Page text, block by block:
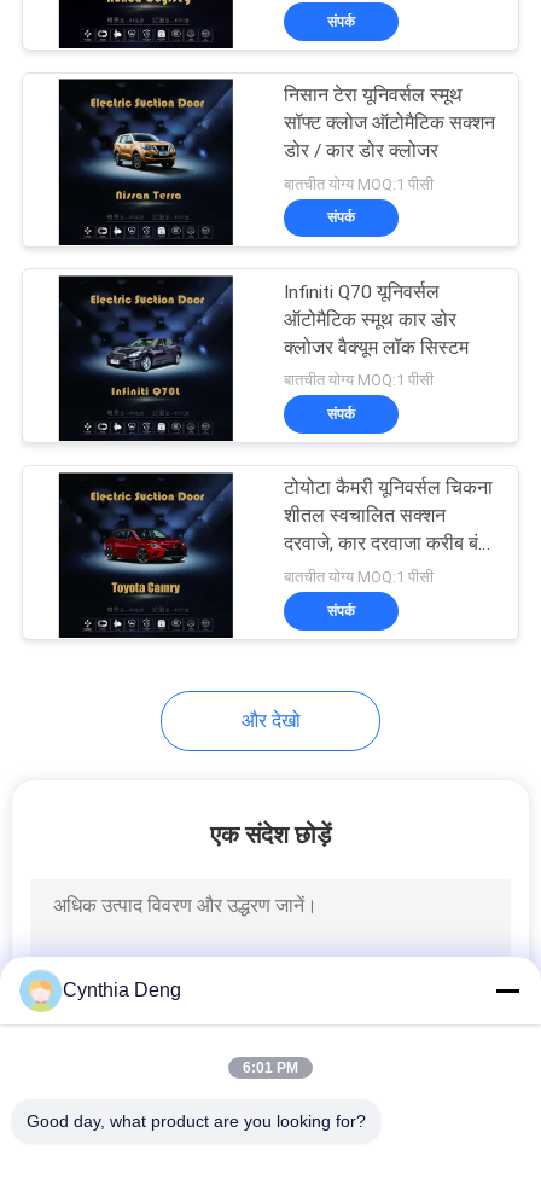
संपर्क
निसान टेरा यूनिवर्सल स्मूथ
सॉफ्ट क्लोज ऑटोमैटिक सक्शन
डोर / कार डोर क्लोजर
बातचीत योग्य MOQ:1 पीसी
संपर्क
Infiniti Q70 यूनिवर्सल
ऑटोमैटिक स्मूथ कार डोर
क्लोजर वैक्यूम लॉक सिस्टम
बातचीत योग्य MOQ:1 पीसी
संपर्क
टोयोटा कैमरी यूनिवर्सल चिकना
शीतल स्वचालित सक्शन
दरवाजे, कार दरवाजा करीब बंद
करें
बातचीत योग्य MOQ:1 पीसी
संपर्क
और देखो
एक संदेश छोड़ें
Cynthia Deng
6:01 PM
Good day, what product are you looking for?